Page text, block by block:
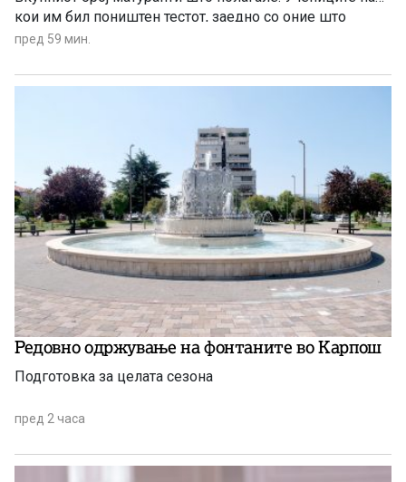
кои им бил поништен тестот, заедно со оние што
отсуствувале во јуни, ќе може да полагаат во
пред 59 мин.
Редовно одржување на фонтаните во Карпош
Подготовка за целата сезона
пред 2 часа